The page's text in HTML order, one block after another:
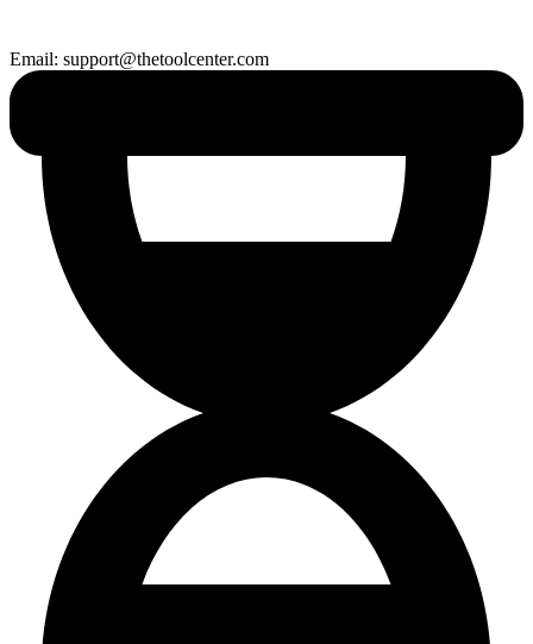
Email: support@thetoolcenter.com